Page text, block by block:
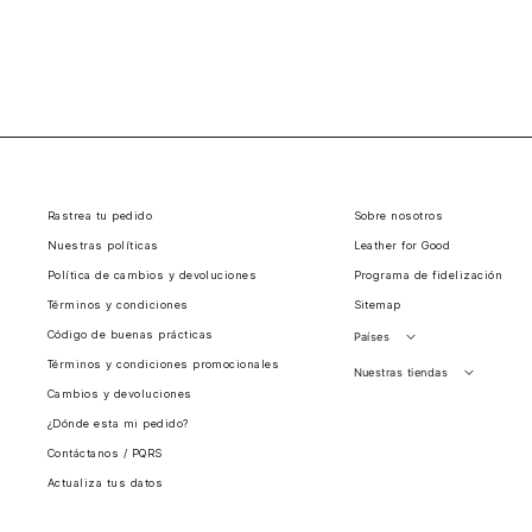
Rastrea tu pedido
Nuestras políticas
Política de cambios y devoluciones
Términos y condiciones
Código de buenas prácticas
Términos y condiciones promocionales
Cambios y devoluciones
¿Dónde esta mi pedido?
Contáctanos / PQRS
Actualiza tus datos
Sobre nosotros
Leather for Good
Programa de fidelización
Sitemap
Países
Perú
Nuestras tiendas